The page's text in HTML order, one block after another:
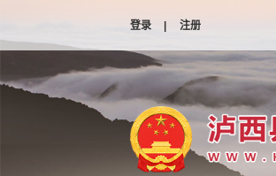
登录 | 注册